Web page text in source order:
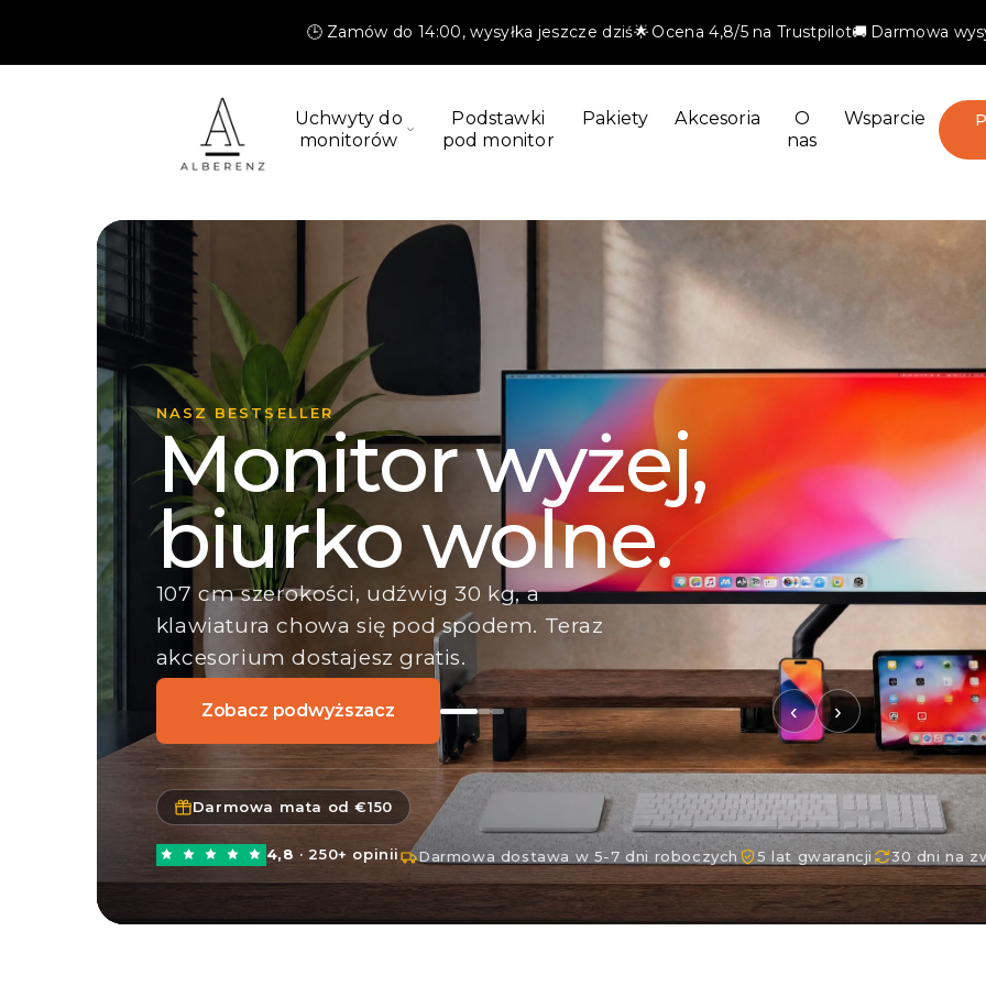
🕒 Zamów do 14:00, wysyłka jeszcze dziś🌟 Ocena 4,8/5 na Trustpilot🚚 Darmowa
Uchwyty do
monitorów
Podstawki
pod monitor
Pakiety Akcesoria
O
nas
Wsparcie
ULTRAWIDE I ZAKRZYWIONE
Najmocniejszy
uchwyt,
jaki robimy.
Utrzyma zakrzywione i
ultrapanoramiczne ekrany do 57 cali i 27
kg, na zacisku lub w przelotce.
Zobacz Heavy Duty ‹ ›
Darmowa mata od €150
4,8 · 250+ opinii Darmowa dostawa w 5-7 dni roboczych 5 lat gwarancji 30 dni na